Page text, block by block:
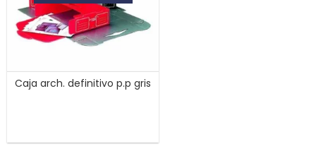
Caja arch. definitivo p.p gris